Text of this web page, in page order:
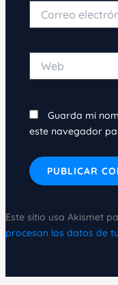
electrónico*
Guarda mi
este navegador
Este sitio usa Akismet
procesan los datos de